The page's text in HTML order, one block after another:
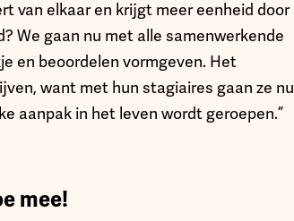
van elkaar en krijgt meer eenheid door
We gaan nu met alle samenwerkende
en beoordelen vormgeven. Het
want met hun stagiaires gaan ze nu
aanpak in het leven wordt geroepen.”
mee!